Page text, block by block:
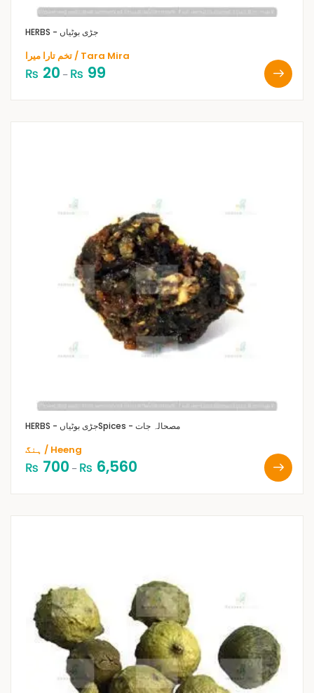
HERBS - جڑی بوٹیاں
تخم تارا میرا / Tara Mira
₨ 20 – ₨ 99
HERBS - جڑی بوٹیاں Spices - مصحالہ جات
ہنگ / Heeng
₨ 700 – ₨ 6,560